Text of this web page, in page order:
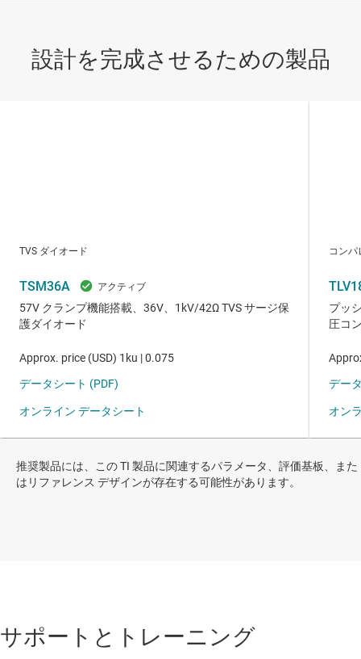
推奨製品には、この TI 製品に関連するパラメータ、評価基板、また
はリファレンス デザインが存在する可能性があります。
サポートとトレーニング